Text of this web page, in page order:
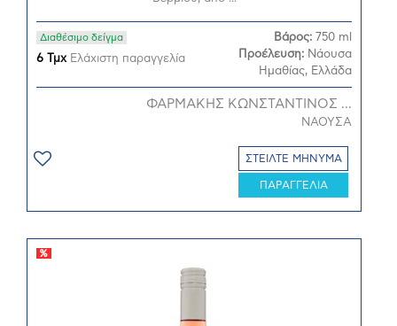
Διαθέσιμο δείγμα
6 ΤμχΕλάχιστη παραγγελία
Βάρος: 750 ml
Προέλευση: Νάουσα
Ημαθίας, Ελλάδα
ΦΑΡΜΑΚΗΣ ΚΩΝΣΤΑΝΤΙΝΟΣ ...
ΝΑΟΥΣΑ
ΣΤΕΙΛΤΕ ΜΗΝΥΜΑ
ΠΑΡΑΓΓΕΛΙΑ